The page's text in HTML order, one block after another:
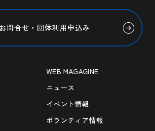
お問合せ・団体利用申込み
WEB MAGAGINE
ニュース
イベント情報
ボランティア情報